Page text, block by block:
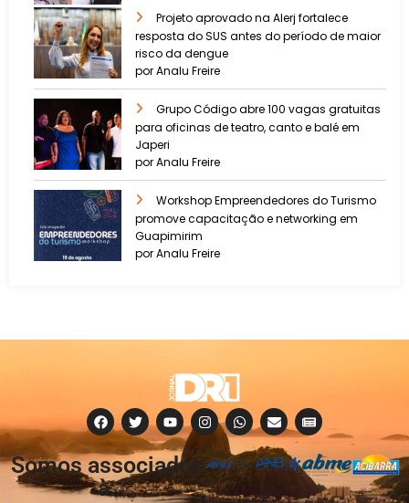
Projeto aprovado na Alerj fortalece
resposta do SUS antes do período de maior
risco da dengue
por Analu Freire
Grupo Código abre 100 vagas gratuitas
para oficinas de teatro, canto e balé em
Japeri
por Analu Freire
Workshop Empreendedores do Turismo
promove capacitação e networking em
Guapimirim
por Analu Freire
Somos associados
à: